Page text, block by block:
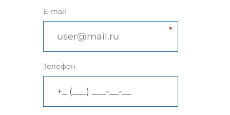
E-mail
Телефон